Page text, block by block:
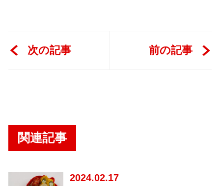
次の記事 前の記事
関連記事
2024 02.17